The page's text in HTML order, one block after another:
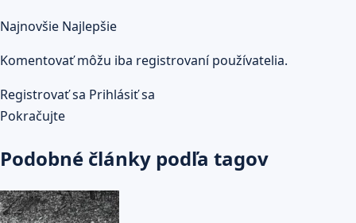
Najnovšie Najlepšie
Komentovať môžu iba registrovaní používatelia.
Registrovať sa Prihlásiť sa
Pokračujte
Podobné články podľa tagov